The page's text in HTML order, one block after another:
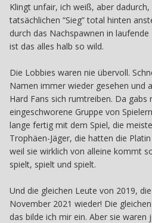
Klingt unfair, ich weiß, aber dadurch,
tatsächlichen “Sieg” total hinten
durch das Nachspawnen in
ist das alles halb so wild.
Die Lobbies waren nie übervoll.
Namen immer wieder gesehen und
Hard Fans sich rumtreiben. Da gabs
eingeschworene Gruppe von
lange fertig mit dem Spiel, die
Trophäen-Jäger, die hatten die
weil sie wirklich von alleine kommt
spielt, spielt und spielt.
Und die gleichen Leute von 2019,
November 2021 wieder! Die
das bilde ich mir ein. Aber sie